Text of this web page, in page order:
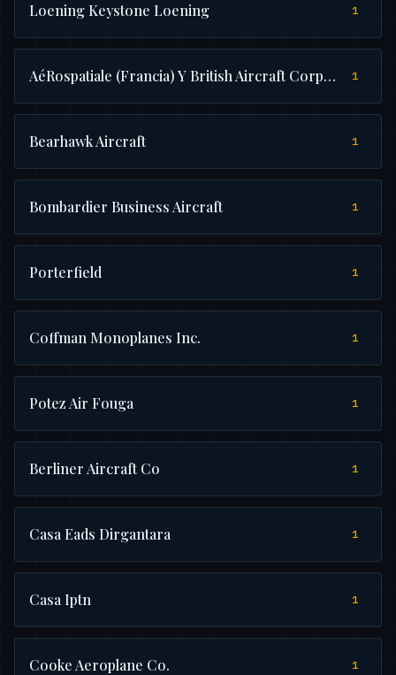
Loening Keystone Loening 1
AéRospatiale (Francia) Y British Aircraft Corporation (Reino 1
Bearhawk Aircraft 1
Bombardier Business Aircraft 1
Porterfield 1
Coffman Monoplanes Inc. 1
Potez Air Fouga 1
Berliner Aircraft Co 1
Casa Eads Dirgantara 1
Casa Iptn 1
Cooke Aeroplane Co. 1